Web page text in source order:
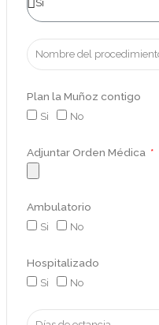
Plan la Muñoz contigo
Si No
Adjuntar Orden Médica
Ambulatorio
Si No
Hospitalizado
Si No